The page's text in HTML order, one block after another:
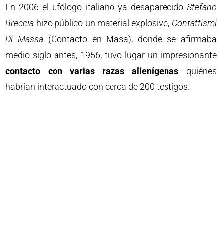
En 2006 el ufólogo italiano ya desaparecido Stefano
Breccia hizo público un material explosivo, Contattismi
Di Massa (Contacto en Masa), donde se afirmaba
medio siglo antes, 1956, tuvo lugar un impresionante
contacto con varias razas alienígenas quiénes
habrían interactuado con cerca de 200 testigos.